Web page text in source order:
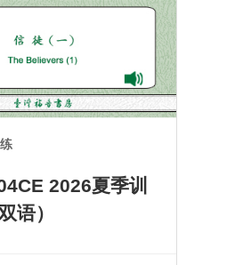
2026夏季训
语）